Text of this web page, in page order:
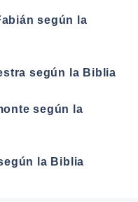
según la
según la Biblia
según la
la Biblia